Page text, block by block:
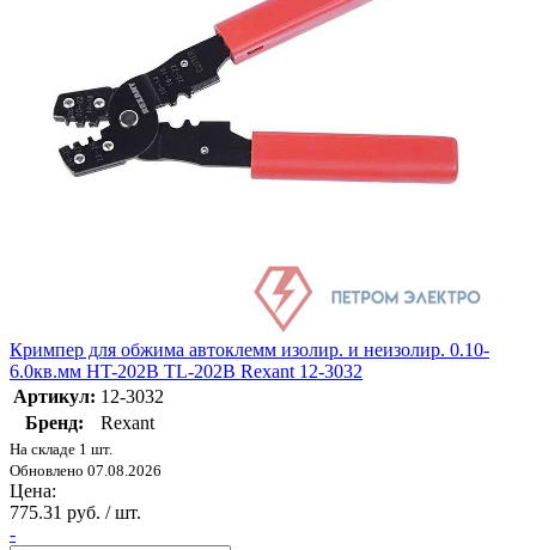
Кримпер для обжима автоклемм изолир. и неизолир. 0.10-
6.0кв.мм HT-202B TL-202B Rexant 12-3032
Артикул: 12-3032
Бренд:
Rexant
На складе 1 шт.
Обновлено 07.08.2026
Цена:
775.31 руб. / шт.
-